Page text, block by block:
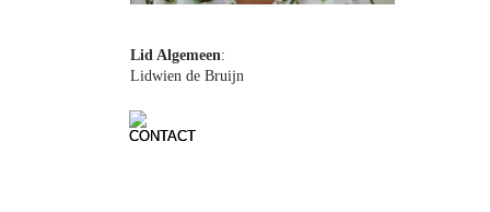
Lid Algemeen:
Lidwien de Bruijn